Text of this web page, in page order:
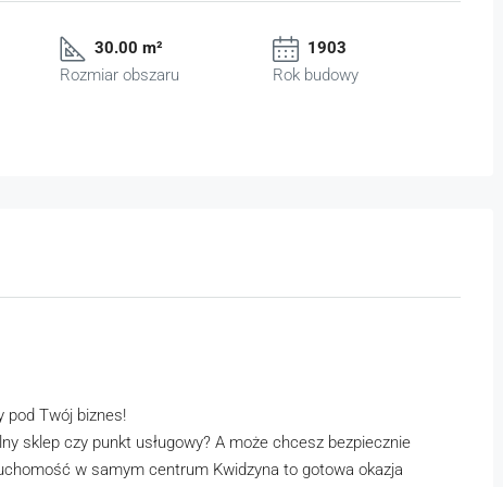
30.00 m²
Rozmiar obszaru
1903
Rok budowy
pod Twój biznes!
sklep czy punkt usługowy? A może chcesz bezpiecznie
w samym centrum Kwidzyna to gotowa okazja